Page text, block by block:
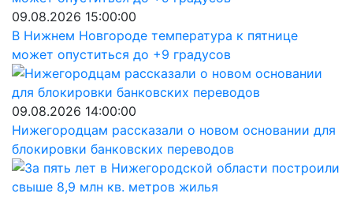
09.08.2026 15:00:00
В Нижнем Новгороде температура к пятнице
может опуститься до +9 градусов
09.08.2026 14:00:00
Нижегородцам рассказали о новом основании для
блокировки банковских переводов